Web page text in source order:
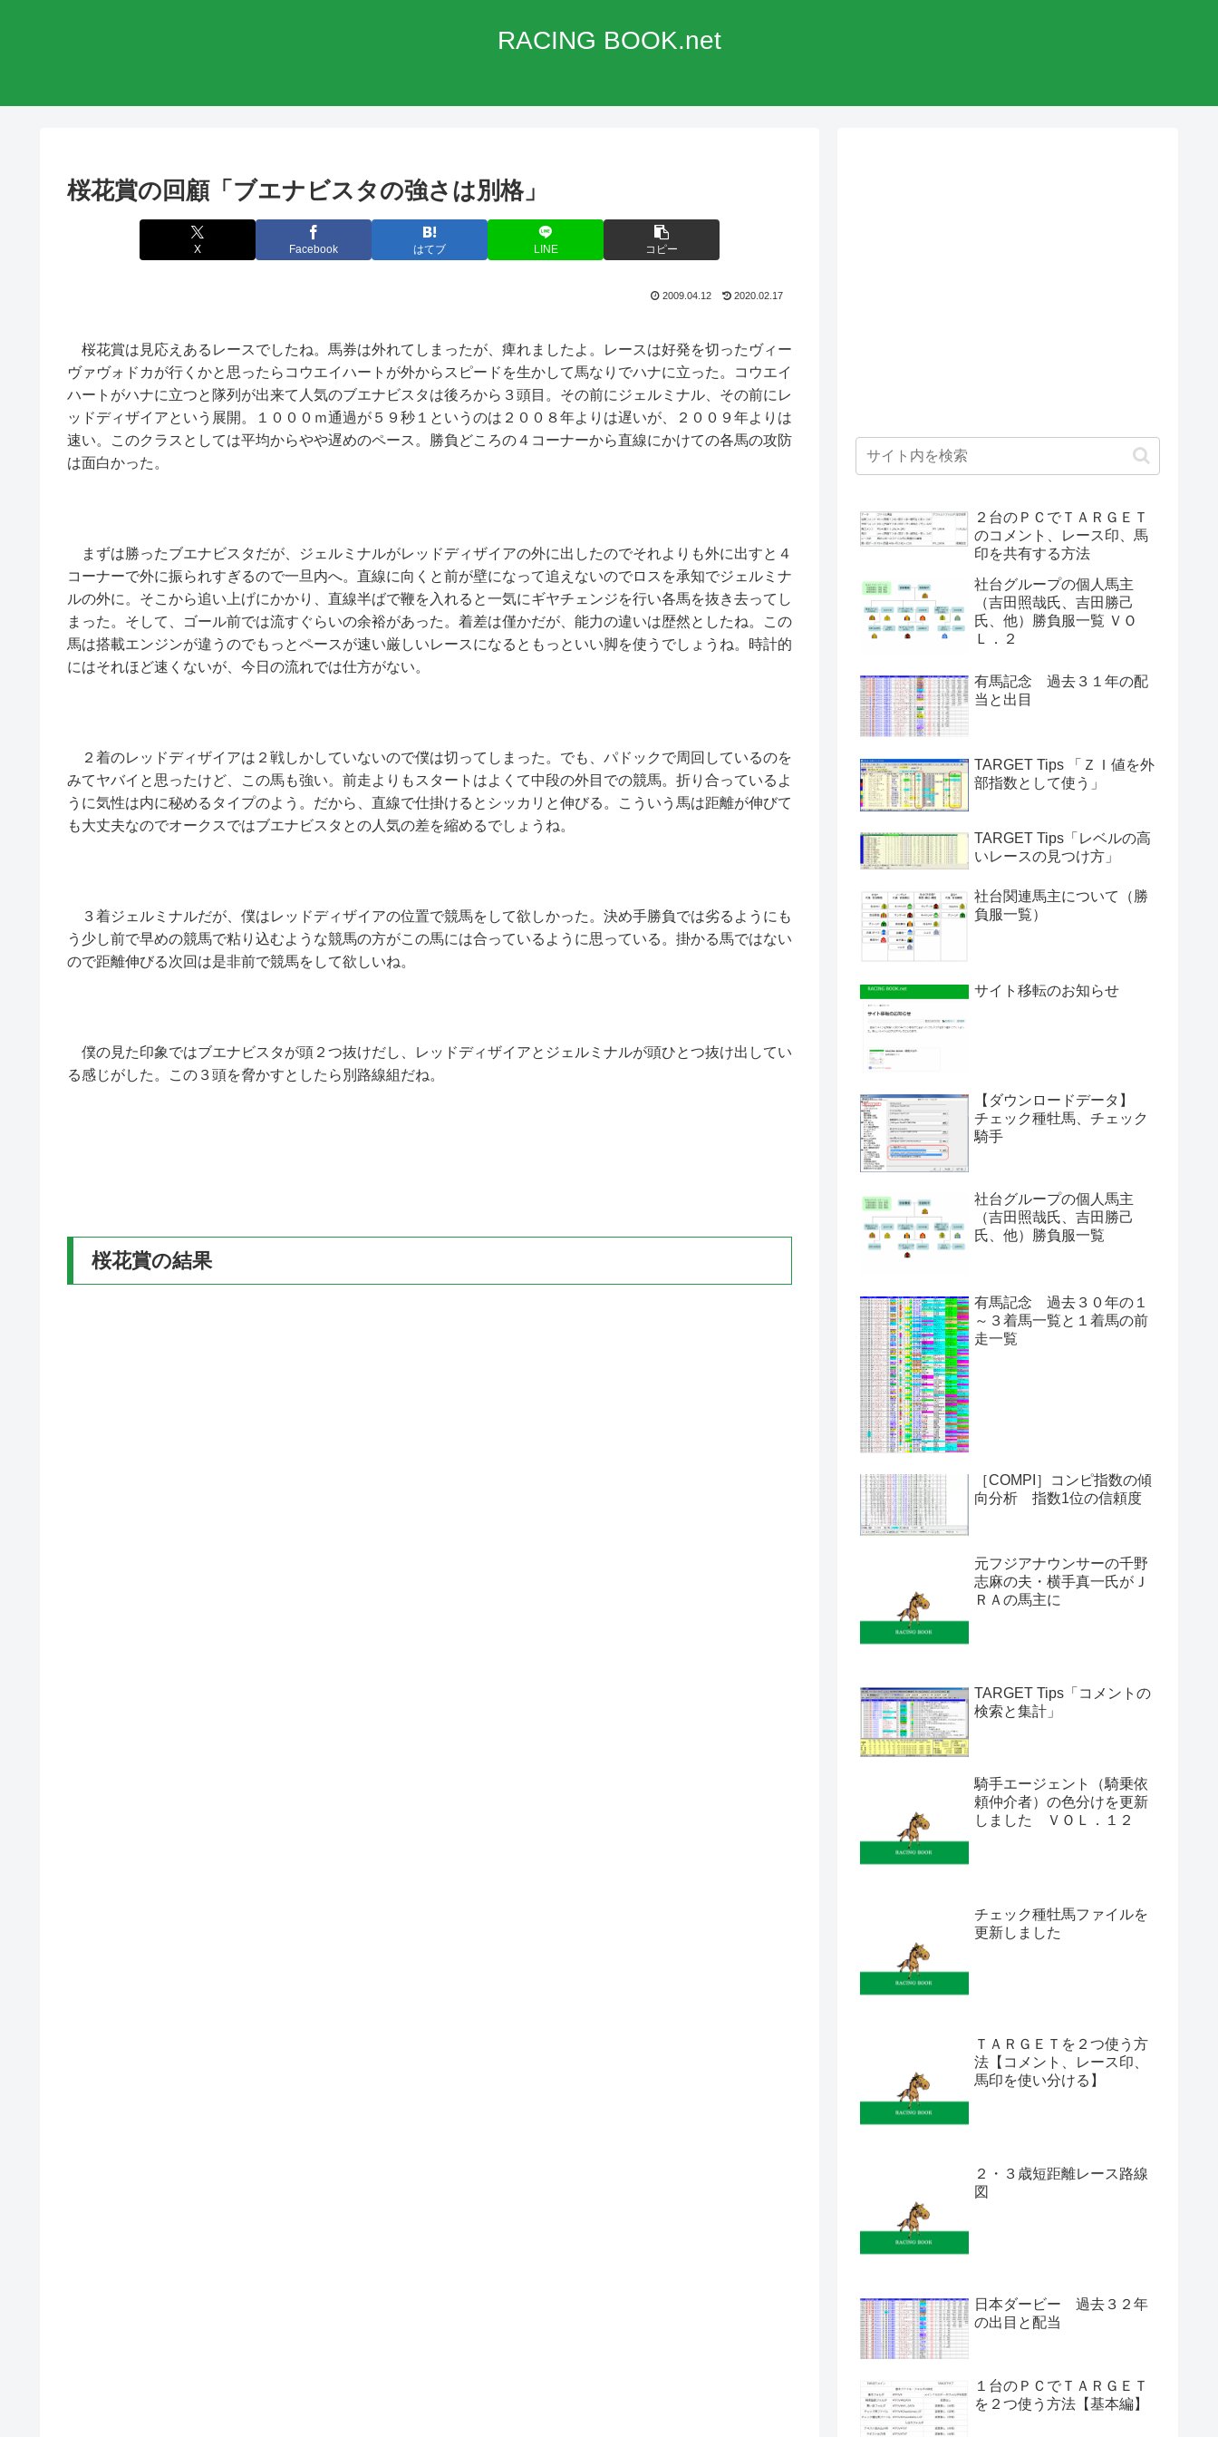
RACING BOOK.net
桜花賞の回顧「ブエナビスタの強さは別格」
X Facebook はてブ LINE コピー
2009.04.12 2020.02.17
桜花賞は見応えあるレースでしたね。馬券は外れてしまったが、痺れましたよ。レースは好発を切ったヴィー
ヴァヴォドカが行くかと思ったらコウエイハートが外からスピードを生かして馬なりでハナに立った。コウエイ
ハートがハナに立つと隊列が出来て人気のブエナビスタは後ろから３頭目。その前にジェルミナル、その前にレ
ッドディザイアという展開。１０００ｍ通過が５９秒１というのは２００８年よりは遅いが、２００９年よりは
速い。このクラスとしては平均からやや遅めのペース。勝負どころの４コーナーから直線にかけての各馬の攻防
は面白かった。
まずは勝ったブエナビスタだが、ジェルミナルがレッドディザイアの外に出したのでそれよりも外に出すと４
コーナーで外に振られすぎるので一旦内へ。直線に向くと前が壁になって追えないのでロスを承知でジェルミナ
ルの外に。そこから追い上げにかかり、直線半ばで鞭を入れると一気にギヤチェンジを行い各馬を抜き去ってし
まった。そして、ゴール前では流すぐらいの余裕があった。着差は僅かだが、能力の違いは歴然としたね。この
馬は搭載エンジンが違うのでもっとペースが速い厳しいレースになるともっといい脚を使うでしょうね。時計的
にはそれほど速くないが、今日の流れでは仕方がない。
２着のレッドディザイアは２戦しかしていないので僕は切ってしまった。でも、パドックで周回しているのを
みてヤバイと思ったけど、この馬も強い。前走よりもスタートはよくて中段の外目での競馬。折り合っているよ
うに気性は内に秘めるタイプのよう。だから、直線で仕掛けるとシッカリと伸びる。こういう馬は距離が伸びて
も大丈夫なのでオークスではブエナビスタとの人気の差を縮めるでしょうね。
３着ジェルミナルだが、僕はレッドディザイアの位置で競馬をして欲しかった。決め手勝負では劣るようにも
う少し前で早めの競馬で粘り込むような競馬の方がこの馬には合っているように思っている。掛かる馬ではない
ので距離伸びる次回は是非前で競馬をして欲しいね。
僕の見た印象ではブエナビスタが頭２つ抜けだし、レッドディザイアとジェルミナルが頭ひとつ抜け出してい
る感じがした。この３頭を脅かすとしたら別路線組だね。
桜花賞の結果
２台のＰＣでＴＡＲＧＥＴ
のコメント、レース印、馬
印を共有する方法
社台グループの個人馬主
（吉田照哉氏、吉田勝己
氏、他）勝負服一覧 ＶＯ
Ｌ．２
有馬記念 過去３１年の配
当と出目
TARGET Tips 「ＺＩ値を外
部指数として使う」
TARGET Tips「レベルの高
いレースの見つけ方」
社台関連馬主について（勝
負服一覧）
サイト移転のお知らせ
【ダウンロードデータ】
チェック種牡馬、チェック
騎手
社台グループの個人馬主
（吉田照哉氏、吉田勝己
氏、他）勝負服一覧
有馬記念 過去３０年の１
～３着馬一覧と１着馬の前
走一覧
［COMPI］コンピ指数の傾
向分析 指数1位の信頼度
元フジアナウンサーの千野
志麻の夫・横手真一氏がＪ
ＲＡの馬主に
TARGET Tips「コメントの
検索と集計」
騎手エージェント（騎乗依
頼仲介者）の色分けを更新
しました ＶＯＬ．１２
チェック種牡馬ファイルを
更新しました
ＴＡＲＧＥＴを２つ使う方
法【コメント、レース印、
馬印を使い分ける】
２・３歳短距離レース路線
図
日本ダービー 過去３２年
の出目と配当
１台のＰＣでＴＡＲＧＥＴ
を２つ使う方法【基本編】